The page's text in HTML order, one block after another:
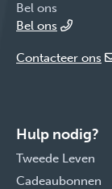
Bel ons
Bel ons
Contacteer ons
Hulp nodig?
Tweede Leven
Cadeaubonnen